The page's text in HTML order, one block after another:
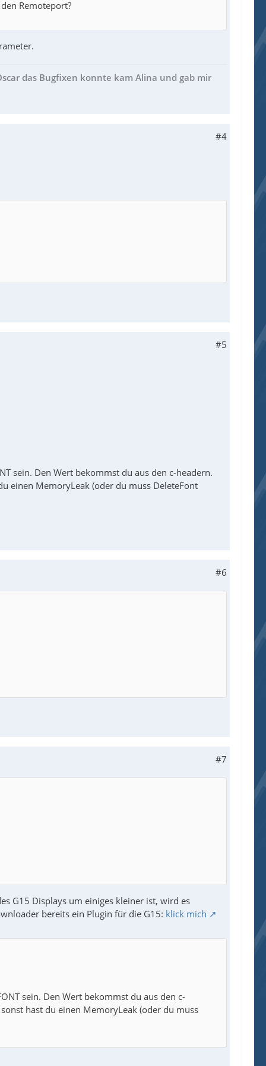
Remoteport?
das Bugfixen konnte kam Alina und gab mir
#4
#5
sein. Den Wert bekommst du aus den c-headern.
einen MemoryLeak (oder du muss DeleteFont
#6
#7
G15 Displays um einiges kleiner ist, wird es
bereits ein Plugin für die G15: klick mich
sein. Den Wert bekommst du aus den c-
hast du einen MemoryLeak (oder du muss